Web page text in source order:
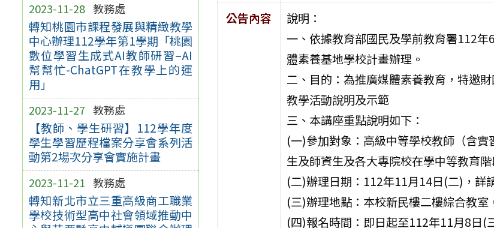
2023-11-28 教務處
轉知桃園市課程發展與精緻教學
中心辦理112學年第1學期「桃園
數位學習生成式AI教師研習–AI
幫幫忙-ChatGPT在教學上的運
用」
2023-11-27 教務處
【教師、學生研習】112學年度
學生學習歷程檔案分享會系列活
動第2場次分享會實施計畫
2023-11-21 教務處
轉知新北市立三重高級商工職業
學校技術型高中社會領域推動中
公告內容
說明：
一、依據教育部國民及學前教育署112
體素養基地學校計畫辦理。
二、目的：為推廣媒體素養教育，特邀
教學活動說明及示範
三、本講座重點說明如下：
(一)參加對象：高級中等學校教師（含
生及師資生及各大專院校在學中等教育階
(二)辦理日期：112年11月14日(二)，詳
(三)辦理地點：本校新民樓二樓綜合教室
(四)報名時間：即日起至112年11月8日(